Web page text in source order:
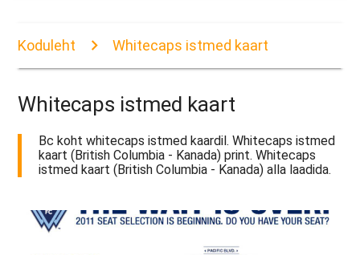
Koduleht Whitecaps istmed kaart
Whitecaps istmed kaart
Bc koht whitecaps istmed kaardil. Whitecaps istmed
kaart (British Columbia - Kanada) print. Whitecaps
istmed kaart (British Columbia - Kanada) alla laadida.